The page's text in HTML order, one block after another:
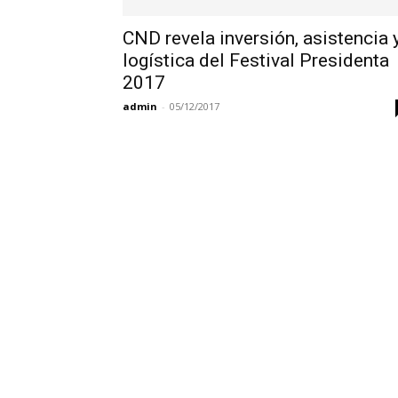
CND revela inversión, asistencia
logística del Festival Presidenta
2017
admin - 05/12/2017